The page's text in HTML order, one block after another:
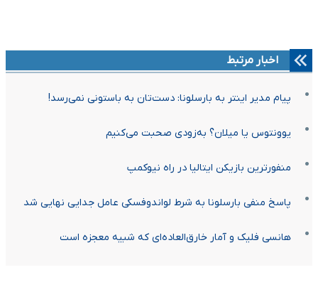
اخبار مرتبط
پیام مدیر اینتر به بارسلونا: دست‌تان به باستونی نمی‌رسد!
یوونتوس یا میلان؟ به‌زودی صحبت می‌کنیم
منفورترین بازیکن ایتالیا در راه نیوکمپ
پاسخ منفی بارسلونا به شرط لواندوفسکی عامل جدایی نهایی شد
هانسی فلیک و آمار خارق‌العاده‌ای که شبیه معجزه است